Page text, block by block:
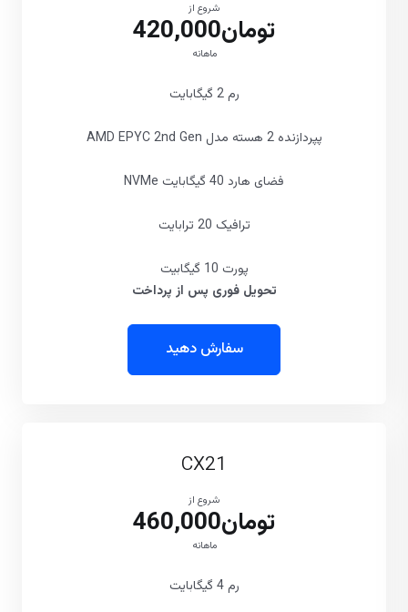
شروع از
تومان420,000
ماهانه
رم 2 گیگابایت
پپردازنده 2 هسته مدل AMD EPYC 2nd Gen
فضای هارد 40 گیگابایت NVMe
ترافیک 20 ترابایت
پورت 10 گیگابیت
تحویل فوری پس از پرداخت
سفارش دهید
CX21
شروع از
تومان460,000
ماهانه
رم 4 گیگابایت